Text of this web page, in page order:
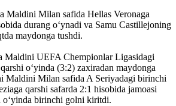
Maldini Milan safida Hellas Veronaga
durang o‘ynadi va Samu Castillejoning
maydonga tushdi.
Maldini UEFA Chempionlar Ligasidagi
o‘yinda (3:2) zaxiradan maydonga
Maldini Milan safida A Seriyadagi birinchi
qarshi safarda 2:1 hisobida jamoasi
oʻyinda birinchi golni kiritdi.